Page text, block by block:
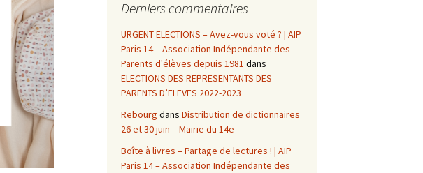
Derniers commentaires
URGENT ELECTIONS – Avez-vous voté ? | AIP
Paris 14 – Association Indépendante des
Parents d'élèves depuis 1981 dans
ELECTIONS DES REPRESENTANTS DES
PARENTS D’ELEVES 2022-2023
Rebourg dans Distribution de dictionnaires
26 et 30 juin – Mairie du 14e
Boîte à livres – Partage de lectures ! | AIP
Paris 14 – Association Indépendante des